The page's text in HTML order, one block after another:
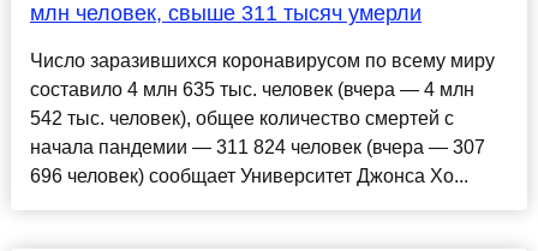
млн человек, свыше 311 тысяч умерли
Число заразившихся коронавирусом по всему миру
составило 4 млн 635 тыс. человек (вчера — 4 млн
542 тыс. человек), общее количество смертей с
начала пандемии — 311 824 человек (вчера — 307
696 человек) сообщает Университет Джонса Хо...